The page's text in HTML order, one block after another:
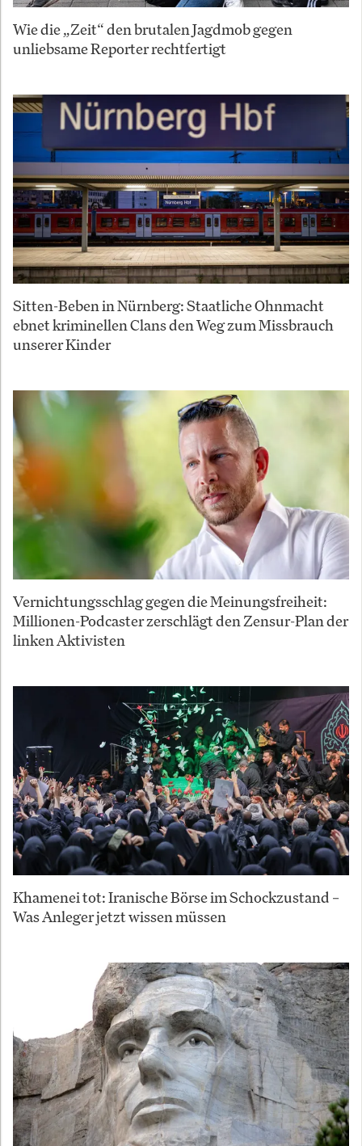
Wie die „Zeit“ den brutalen Jagdmob gegen
unliebsame Reporter rechtfertigt
Sitten-Beben in Nürnberg: Staatliche Ohnmacht
ebnet kriminellen Clans den Weg zum Missbrauch
unserer Kinder
Vernichtungsschlag gegen die Meinungsfreiheit:
Millionen-Podcaster zerschlägt den Zensur-Plan der
linken Aktivisten
Khamenei tot: Iranische Börse im Schockzustand –
Was Anleger jetzt wissen müssen